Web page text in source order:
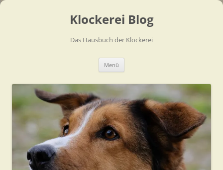
Klockerei Blog
Das Hausbuch der Klockerei
Menü